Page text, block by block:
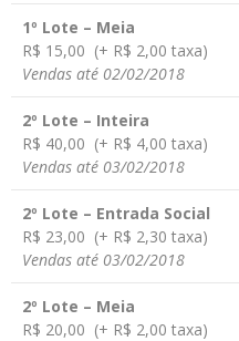
1º Lote – Meia
R$ 15,00 (+ R$ 2,00 taxa)
Vendas até 02/02/2018
2º Lote – Inteira
R$ 40,00 (+ R$ 4,00 taxa)
Vendas até 03/02/2018
2º Lote – Entrada Social
R$ 23,00 (+ R$ 2,30 taxa)
Vendas até 03/02/2018
2º Lote – Meia
R$ 20,00 (+ R$ 2,00 taxa)